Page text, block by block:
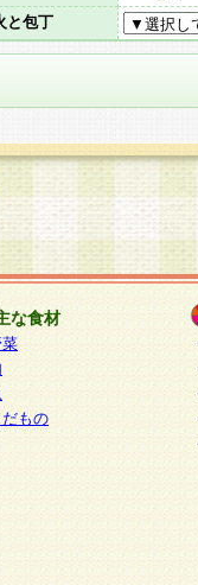
と包丁
な食材
だもの